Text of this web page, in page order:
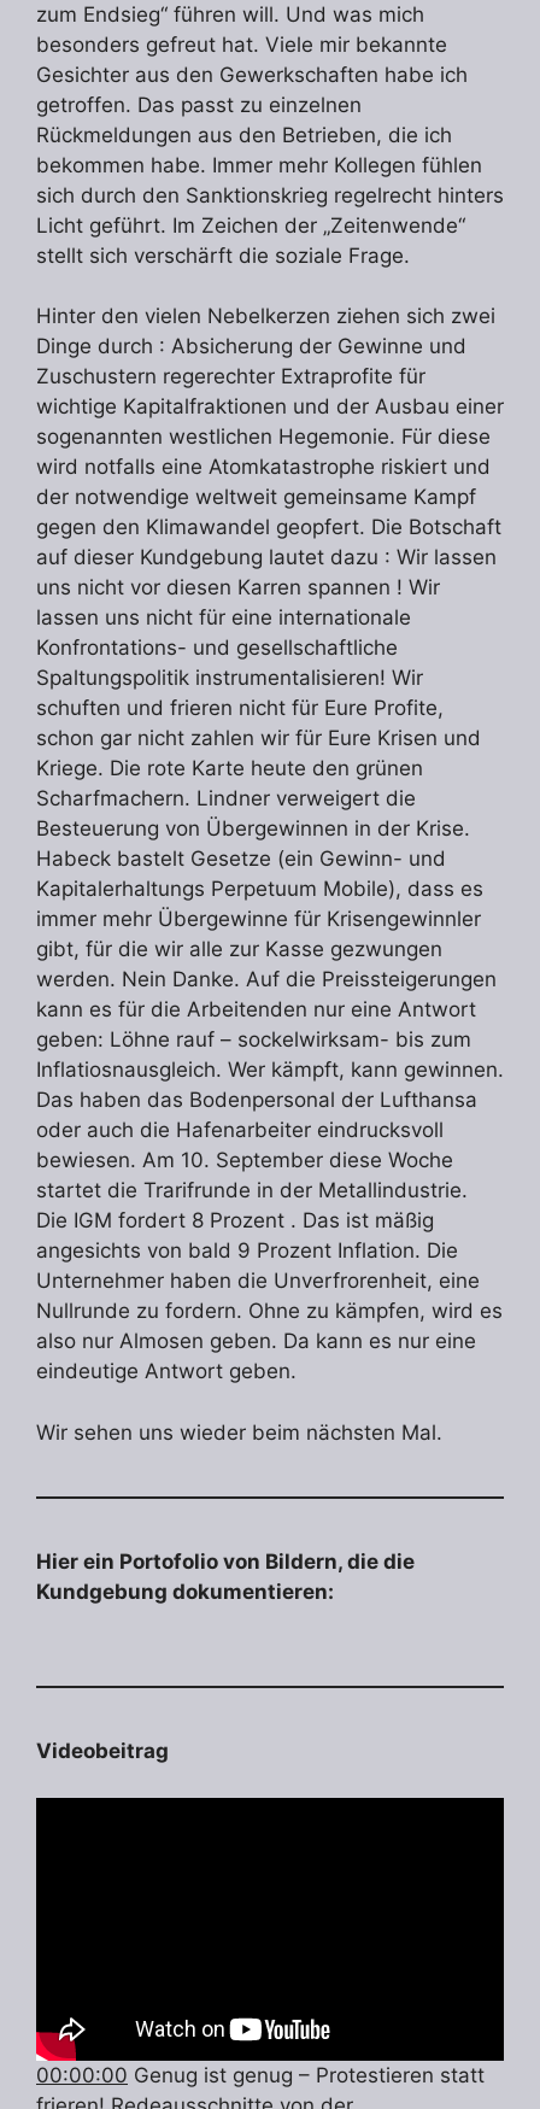
zum Endsieg“ führen will. Und was mich
besonders gefreut hat. Viele mir bekannte
Gesichter aus den Gewerkschaften habe ich
getroffen. Das passt zu einzelnen
Rückmeldungen aus den Betrieben, die ich
bekommen habe. Immer mehr Kollegen fühlen
sich durch den Sanktionskrieg regelrecht hinters
Licht geführt. Im Zeichen der „Zeitenwende“
stellt sich verschärft die soziale Frage.
Hinter den vielen Nebelkerzen ziehen sich zwei
Dinge durch : Absicherung der Gewinne und
Zuschustern regerechter Extraprofite für
wichtige Kapitalfraktionen und der Ausbau einer
sogenannten westlichen Hegemonie. Für diese
wird notfalls eine Atomkatastrophe riskiert und
der notwendige weltweit gemeinsame Kampf
gegen den Klimawandel geopfert. Die Botschaft
auf dieser Kundgebung lautet dazu : Wir lassen
uns nicht vor diesen Karren spannen ! Wir
lassen uns nicht für eine internationale
Konfrontations- und gesellschaftliche
Spaltungspolitik instrumentalisieren! Wir
schuften und frieren nicht für Eure Profite,
schon gar nicht zahlen wir für Eure Krisen und
Kriege. Die rote Karte heute den grünen
Scharfmachern. Lindner verweigert die
Besteuerung von Übergewinnen in der Krise.
Habeck bastelt Gesetze (ein Gewinn- und
Kapitalerhaltungs Perpetuum Mobile), dass es
immer mehr Übergewinne für Krisengewinnler
gibt, für die wir alle zur Kasse gezwungen
werden. Nein Danke. Auf die Preissteigerungen
kann es für die Arbeitenden nur eine Antwort
geben: Löhne rauf – sockelwirksam- bis zum
Inflatiosnausgleich. Wer kämpft, kann gewinnen.
Das haben das Bodenpersonal der Lufthansa
oder auch die Hafenarbeiter eindrucksvoll
bewiesen. Am 10. September diese Woche
startet die Trarifrunde in der Metallindustrie.
Die IGM fordert 8 Prozent . Das ist mäßig
angesichts von bald 9 Prozent Inflation. Die
Unternehmer haben die Unverfrorenheit, eine
Nullrunde zu fordern. Ohne zu kämpfen, wird es
also nur Almosen geben. Da kann es nur eine
eindeutige Antwort geben.
Wir sehen uns wieder beim nächsten Mal.
Hier ein Portofolio von Bildern, die die
Kundgebung dokumentieren:
Videobeitrag
00:00:00 Genug ist genug – Protestieren statt